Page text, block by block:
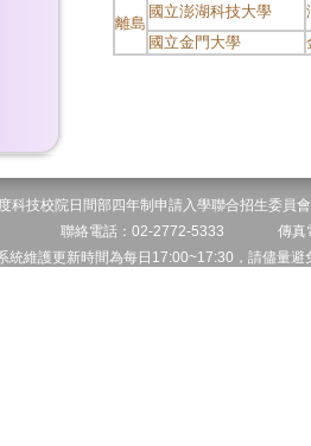
離島
國立澎湖科技大學
國立金門大學
科技校院日間部四年制申請入學聯合招生委
聯絡電話：02-2772-5333 傳
統維護更新時間為每日17:00~17:30，請儘量